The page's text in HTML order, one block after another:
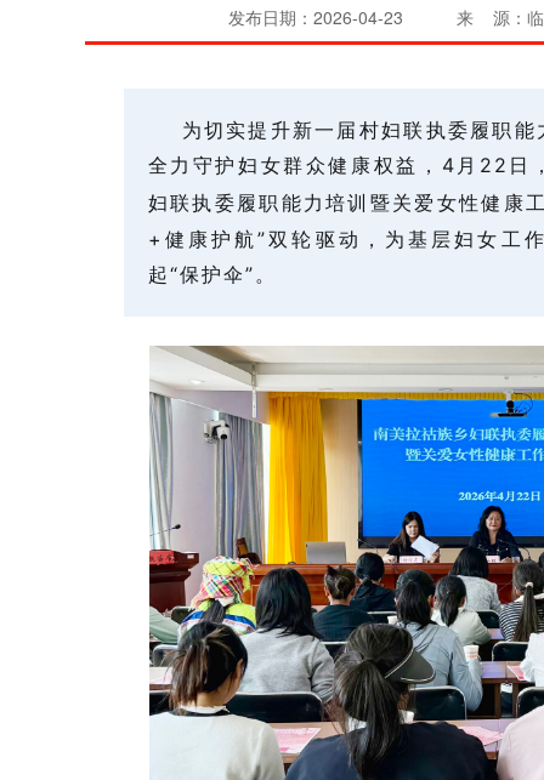
发布日期：2026-04-23 来 源：临
为切实提升新一届村妇联执委履职
全力守护妇女群众健康权益， 4 月 22 日
妇联执委履职能力培训暨关爱女性健康
+ 健康护航”双轮驱动，为基层妇女工
起“保护伞”。